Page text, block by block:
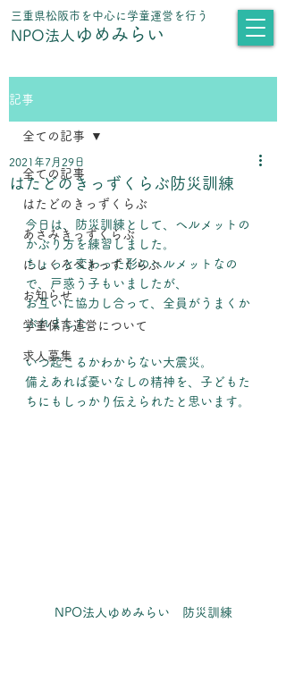
​三重県松阪市を中心に学童運営を行う
NPO法人 ゆめみらい
記事
全ての記事
はたどのきっずくらぶ
あさみきっずくらぶ
にしくろべきっずくらぶ
お知らせ
学童保育運営について
求人募集
全ての記事
はたどのきっずくらぶ防災訓練
2021年7月29日
今日は、防災訓練として、ヘルメットの
かぶり方を練習しました。
ちょっと変わった形のヘルメットなの
で、戸惑う子もいましたが、
お互いに協力し合って、全員がうまくか
ぶれました。
いつ起こるかわからない大震災。
備えあれば憂いなしの精神を、子どもた
ちにもしっかり伝えられたと思います。
NPO法人ゆめみらい　防災訓練